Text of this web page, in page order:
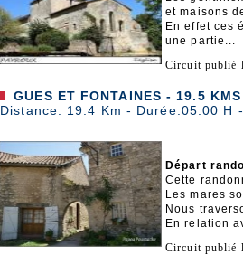
et maisons
En effet ces
une partie...
Circuit publié
GUES ET FONTAINES - 19.5 KMS
Distance: 19.4 Km - Durée:05:00 H
Départ
Cette
Les mares
Nous
En relation
Circuit publié